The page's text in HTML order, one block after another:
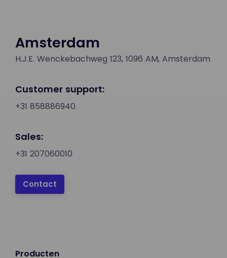
Amsterdam
H.J.E. Wenckebachweg 123, 1096 AM, Amsterdam
Customer support:
+31 858886940
Sales:
+31 207060010
Contact
Producten